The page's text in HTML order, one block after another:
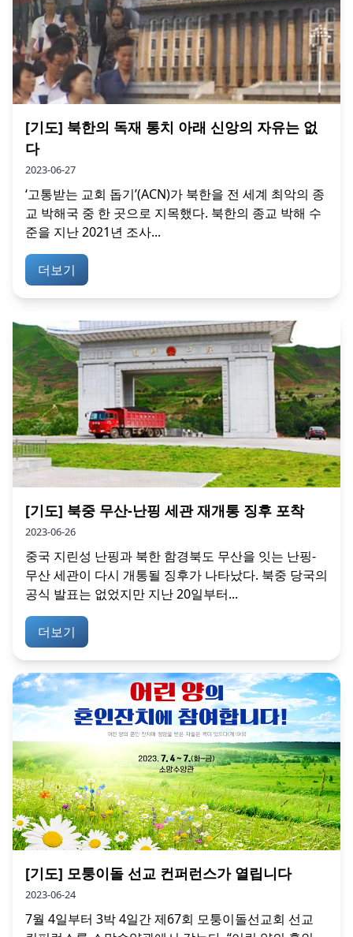
[기도] 북한의 독재 통치 아래 신앙의 자유는 없
다
2023-06-27
‘고통받는 교회 돕기’(ACN)가 북한을 전 세계 최악의 종
교 박해국 중 한 곳으로 지목했다. 북한의 종교 박해 수
준을 지난 2021년 조사...
더보기
[기도] 북중 무산-난핑 세관 재개통 징후 포착
2023-06-26
중국 지린성 난핑과 북한 함경북도 무산을 잇는 난핑-
무산 세관이 다시 개통될 징후가 나타났다. 북중 당국의
공식 발표는 없었지만 지난 20일부터...
더보기
[기도] 모퉁이돌 선교 컨퍼런스가 열립니다
2023-06-24
7월 4일부터 3박 4일간 제67회 모퉁이돌선교회 선교